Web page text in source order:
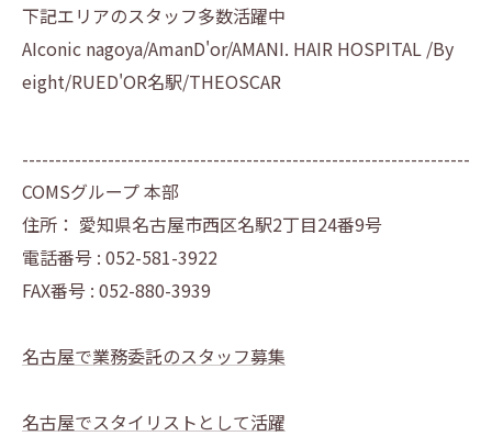
下記エリアのスタッフ多数活躍中
AIconic nagoya/AmanD'or/AMANI. HAIR HOSPITAL /By
eight/RUED'OR名駅/THEOSCAR
--------------------------------------------------------------------
COMSグループ 本部
住所： 愛知県名古屋市西区名駅2丁目24番9号
電話番号 : 052-581-3922
FAX番号 : 052-880-3939
名古屋で業務委託のスタッフ募集
名古屋でスタイリストとして活躍